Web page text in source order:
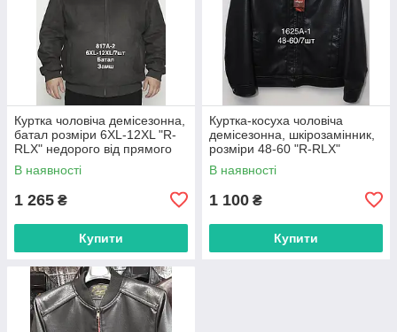
Куртка чоловіча демісезонна,
батал розміри 6XL-12XL "R-
RLX" недорого від прямого
постачальника
В наявності
1 265 ₴
Купити
Куртка-косуха чоловіча
демісезонна, шкірозамінник,
розміри 48-60 "R-RLX"
недорого від прямого
постачальника
В наявності
1 100 ₴
Купити